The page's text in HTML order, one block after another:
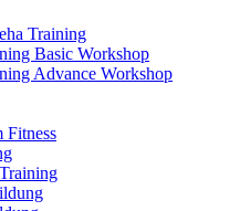
Training
Basic Workshop
Advance Workshop
Fitness